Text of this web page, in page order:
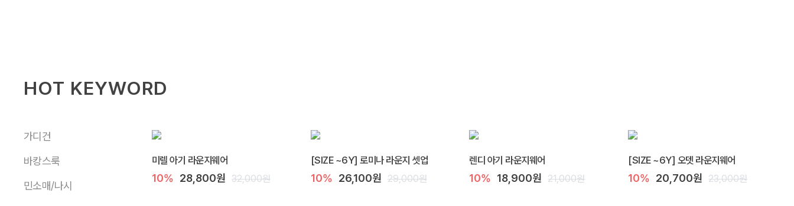
HOT KEYWORD
가디건
바캉스룩
민소매/나시
미렐 아기 라운지웨어
10% 28,800원 32,000원
[SIZE ~6Y] 로미나 라운지 셋업
10% 26,100원 29,000원
렌디 아기 라운지웨어
10% 18,900원 21,000원
[SIZE ~6Y] 오뎃 라운지웨어
10% 20,700원 23,000원